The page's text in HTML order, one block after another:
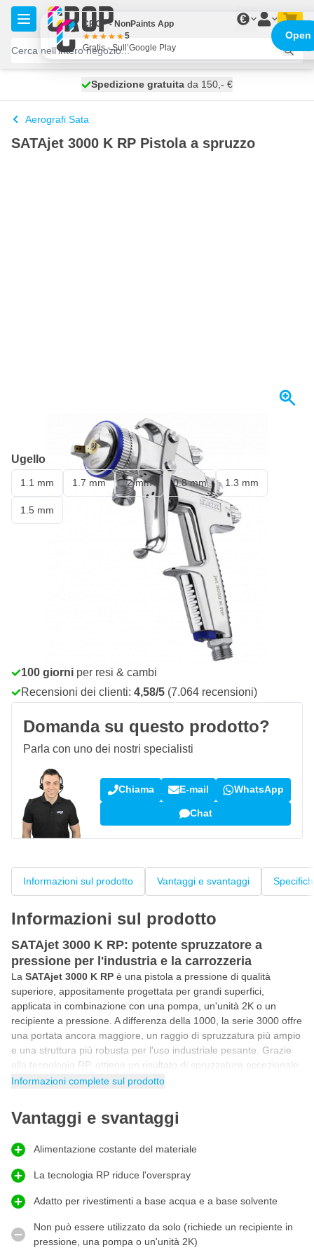
Salta al contenuto
€
spedito oggi
Spedizione gratuita da 150,- €
100 giorni
Aerografi Sata
SATAjet 3000 K RP Pistola a spruzzo
Spedito oggi
Ugello
1.1 mm 1.7 mm 2 mm 0.8 mm 1.3 mm
1.5 mm
Aggiungi al Carrello
spedito oggi
100 giorni per resi & cambi
Recensioni dei clienti: 4,58/5 (7.064 recensioni)
Domanda su questo prodotto?
Parla con uno dei nostri specialisti
Chiama E-mail WhatsApp
Chat
Informazioni sul prodotto Vantaggi e svantaggi
Informazioni sul prodotto
SATAjet 3000 K RP: potente spruzzatore a
pressione per l'industria e la carrozzeria
La SATAjet 3000 K RP è una pistola a pressione di qualità
superiore, appositamente progettata per grandi superfici,
applicata in combinazione con una pompa, un'unità 2K o un
recipiente a pressione. A differenza della 1000, la serie 3000 offre
una portata ancora maggiore, un raggio di spruzzatura più ampio
e una struttura più robusta per l'uso industriale pesante. Grazie
alla tecnologia RP, ottiene un risultato di spruzzatura eccezionale
con un overspray minimo. L'alloggiamento della pistola
fanno di questo spruzzatore una scelta affidabile per l'uso
ottimizzata di aria/materiale, offre un vantaggio significativo
rispetto ai modelli più leggeri quando sono richieste grandi
superfici ed elevate capacità.
Spruzzatore a pressione
collegamento a recipienti in pressione o a pompe a doppia
membrana. Grazie all'ampia gamma di ugelli e all'elevata portata,
Informazioni complete sul prodotto
Vantaggi e svantaggi
Alimentazione costante del materiale
La tecnologia RP riduce l'overspray
Adatto per rivestimenti a base acqua e a base solvente
Non può essere utilizzato da solo (richiede un recipiente in
pressione, una pompa o un'unità 2K)
CROP - NonPaints App
5
Gratis - Sull’Google Play
Open